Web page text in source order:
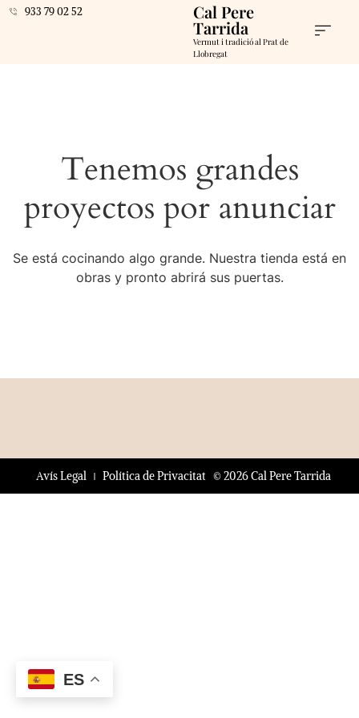
933 79 02 52 Cal Pere
Tarrida
Vermut i tradició al Prat de
Llobregat
Tenemos grandes
proyectos por anunciar
Se está cocinando algo grande. Nuestra tienda está en
obras y pronto abrirá sus puertas.
© 2026 Cal Pere Tarrida
Avís Legal Política de Privacitat
ES